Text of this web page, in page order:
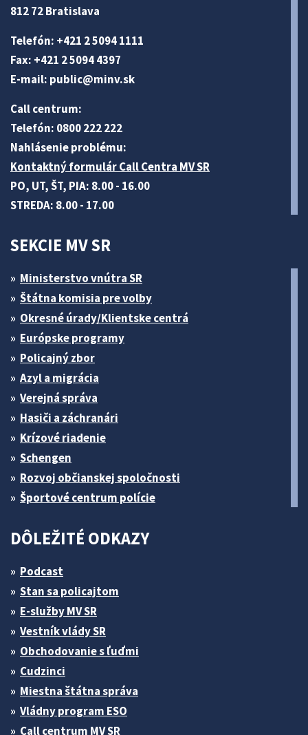
812 72 Bratislava
Telefón: +421 2 5094 1111
Fax: +421 2 5094 4397
E-mail: public@minv.sk
Call centrum:
Telefón: 0800 222 222
Nahlásenie problému:
Kontaktný formulár Call Centra MV SR
PO, UT, ŠT, PIA: 8.00 - 16.00
STREDA: 8.00 - 17.00
SEKCIE MV SR
Ministerstvo vnútra SR
Štátna komisia pre volby
Okresné úrady/Klientske centrá
Európske programy
Policajný zbor
Azyl a migrácia
Verejná správa
Hasiči a záchranári
Krízové riadenie
Schengen
Rozvoj občianskej spoločnosti
Športové centrum polície
DÔLEŽITÉ ODKAZY
Podcast
Stan sa policajtom
E-služby MV SR
Vestník vlády SR
Obchodovanie s ľuďmi
Cudzinci
Miestna štátna správa
Vládny program ESO
Call centrum MV SR